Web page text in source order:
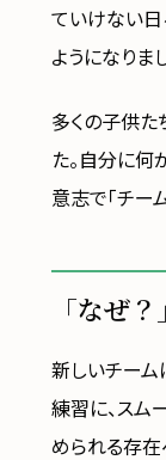
ていけない日
ようになりま
多くの子供た
た。自分に何
意志で「チー
「なぜ
新しいチーム
練習に、スム
められる存在